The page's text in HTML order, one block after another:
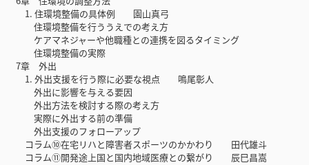
1. 住環境整備の具体例 園山真弓
住環境整備を行ううえでの考え方
ケアマネジャーや他職種との連携を図るタイミング
住環境整備の実際
7章 外出
1. 外出支援を行う際に必要な視点 鳴尾彰人
外出に影響を与える要因
外出方法を検討する際の考え方
実際に外出する前の準備
外出支援のフォローアップ
コラム⑩在宅リハと障害者スポーツのかかわり 田代雄斗
コラム⑪開発途上国と国内地域医療との繋がり 辰巳昌嵩